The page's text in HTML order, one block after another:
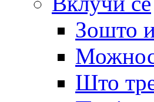
Зошто
Што